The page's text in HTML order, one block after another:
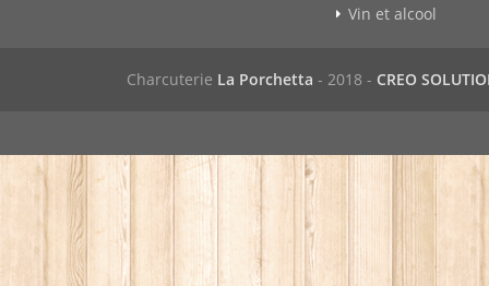
Vin et alcool
Charcuterie La Porchetta - 2018 - CREO